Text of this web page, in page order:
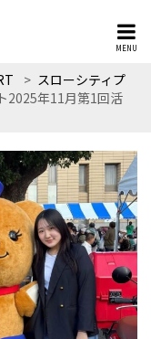
MENU
> スローシティプ
2025年11月第1回活